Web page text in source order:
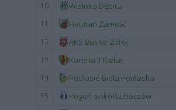
10 Wisłoka Dębica
11 Hetman Zamość
12 AKS Busko-Zdrój
13 Korona II Kielce
14 Podlasie Biała Podlaska
15 Pogoń-Sokół Lubaczów